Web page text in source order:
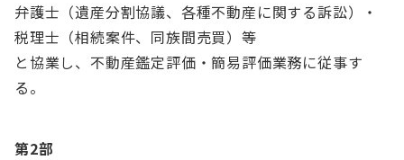
弁護士（遺産分割協議、各種不動産に関する訴訟）・
税理士（相続案件、同族間売買）等
と協業し、不動産鑑定評価・簡易評価業務に従事す
る。
第2部